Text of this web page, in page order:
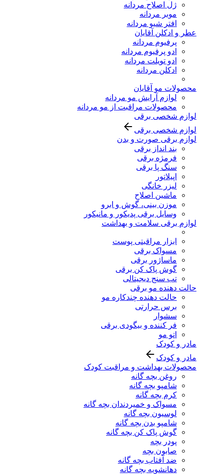
ژل اصلاح مردانه
موبر مردانه
افتر شیو مردانه
عطر و ادکلن آقایان
پرفیوم مردانه
ادو پرفیوم مردانه
ادو تویلت مردانه
ادکلن مردانه
محصولات مو آقایان
لوازم آرایش مو مردانه
محصولات مراقبت از مو مردانه
لوازم شخصی برقی
لوازم شخصی برقی
لوازم برقی صورت و بدن
بند انداز برقی
فرمژه برقی
سنگ پا برقی
اپیلاتور
لیزر خانگی
ماشین اصلاح
موزن بینی، گوش و ابرو
وسایل برقی پدیکور و مانیکور
لوازم برقی سلامت و بهداشت
ابزار مراقبتی پوست
مسواک برقی
ماساژور برقی
گوش پاک کن برقی
تب سنج دیجیتالی
حالت دهنده مو برقی
حالت دهنده چندکاره مو
برس حرارتی
سشوار
فر کننده و بیگودی برقی
اتو مو
مادر و کودک
مادر و کودک
محصولات بهداشت و مراقبت کودک
روغن بچه گانه
شامپو بچه گانه
کرم بچه گانه
مسواک و خمیردندان بچه گانه
لوسیون بچه گانه
شامپو بدن بچه گانه
گوش پاک کن بچه گانه
پودر بچه
صابون بچه
ضد آفتاب بچه گانه
دهانشویه بچه گانه